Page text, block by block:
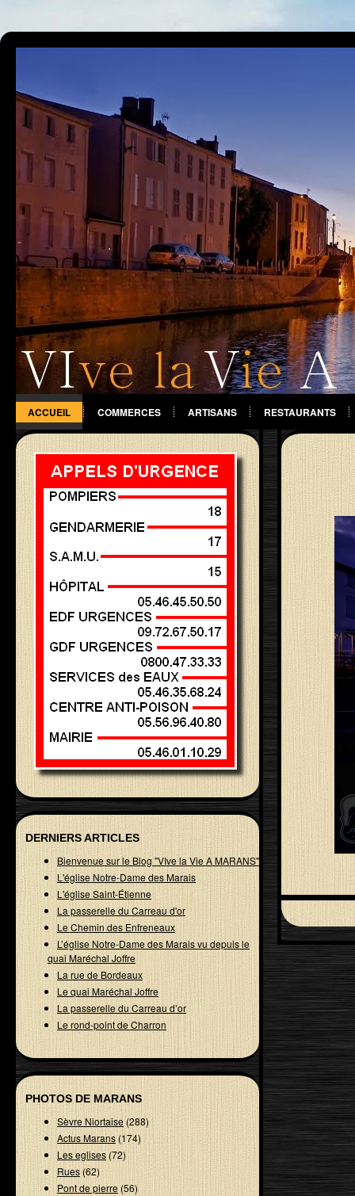
ACCUEIL COMMERCES ARTISANS RESTAURANTS
DIVERS
DERNIERS ARTICLES
Bienvenue sur le Blog "VIve la Vie A MARANS"
L'église Notre-Dame des Marais
L'église Saint-Étienne
La passerelle du Carreau d'or
Le Chemin des Enfreneaux
L’église Notre-Dame des Marais vu depuis le
quai Maréchal Joffre
La rue de Bordeaux
Le quai Maréchal Joffre
La passerelle du Carreau d’or
Le rond-point de Charron
PHOTOS DE MARANS
Sèvre Niortaise(288)
Actus Marans (174)
Les eglises(72)
Rues(62)
Pont de pierre(56)